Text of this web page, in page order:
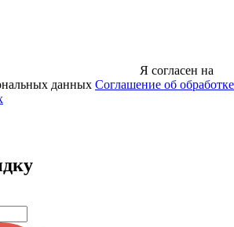
Я согласен на
данных Соглашение об обработке